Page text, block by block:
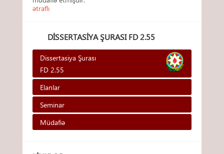
ətraflı
DISSERTASIYA ŞURASI FD 2.55
Dissertasiya Şurası
FD 2.55
Elanlar
Seminar
Müdafiə